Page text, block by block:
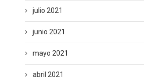
julio 2021
junio 2021
mayo 2021
abril 2021